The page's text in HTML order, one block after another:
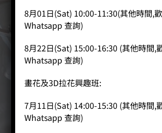
8月01日(Sat) 10:00-11:30(其他時間,
Whatsapp 查詢)
8月22日(Sat) 15:00-16:30 (其他時間,
Whatsapp 查詢)
畫花及3D拉花興趣班:
7月11日(Sat) 14:00-15:30 (其他時間,
Whatsapp 查詢)